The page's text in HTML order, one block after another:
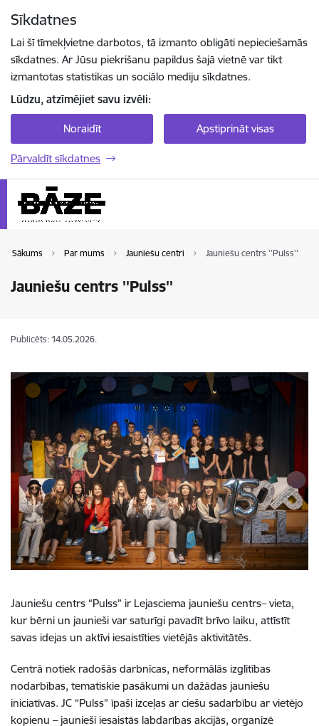
Sīkdatnes
Lai šī tīmekļvietne darbotos, tā izmanto obligāti nepieciešamās
sīkdatnes. Ar Jūsu piekrišanu papildus šajā vietnē var tikt
izmantotas statistikas un sociālo mediju sīkdatnes.
Lūdzu, atzīmējiet savu izvēli:
Noraidīt Apstiprināt visas
Pārvaldīt sīkdatnes
Sākums Par mums Jauniešu centri Jauniešu centrs ''Pulss''
Jauniešu centrs ''Pulss''
Publicēts: 14.05.2026.
Jauniešu centrs “Pulss” ir Lejasciema jauniešu centrs– vieta,
kur bērni un jaunieši var saturīgi pavadīt brīvo laiku, attīstīt
savas idejas un aktīvi iesaistīties vietējās aktivitātēs.
Centrā notiek radošās darbnīcas, neformālās izglītības
nodarbības, tematiskie pasākumi un dažādas jauniešu
iniciatīvas. JC “Pulss” īpaši izceļas ar ciešu sadarbību ar vietējo
kopienu – jaunieši iesaistās labdarības akcijās, organizē